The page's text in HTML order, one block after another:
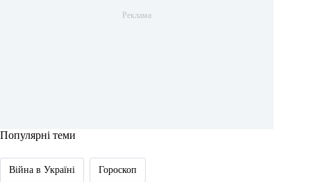
Популярні теми
Війна в Україні Гороскоп